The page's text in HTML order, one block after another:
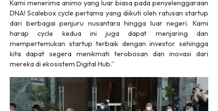
Kami menerima animo yang luar biasa pada penyelenggaraan
DNA! Scalebox cycle pertama yang diikuti oleh ratusan startup
dari berbagai penjuru nusantara hingga luar negeri. Kami
harap cycle kedua ini juga dapat menjaring dan
mempertemukan startup terbaik dengan investor sehingga
kita dapat segera menikmati terobosan dan inovasi dari
mereka di ekosistem Digital Hub.”